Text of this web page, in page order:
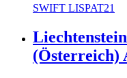
SWIFT LISPAT21
(Österreich)